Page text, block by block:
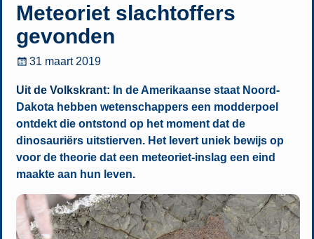
Meteoriet slachtoffers
gevonden
31 maart 2019
Uit de Volkskrant: In de Amerikaanse staat Noord-
Dakota hebben wetenschappers een modderpoel
ontdekt die ontstond op het moment dat de
dinosauriërs uitstierven. Het levert uniek bewijs op
voor de theorie dat een meteoriet-inslag een eind
maakte aan hun leven.